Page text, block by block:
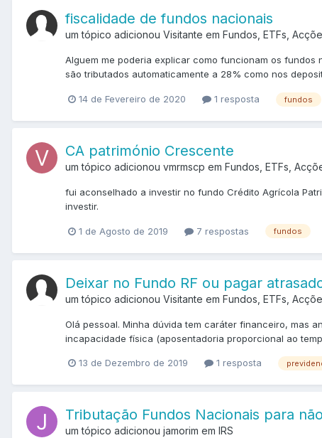
fiscalidade de fundos nacionais
um tópico adicionou Visitante em Fundos, ETFs,
Alguem me poderia explicar como funcionam os
são tributados automaticamente a 28% como nos
14 de Fevereiro de 2020 1 resposta fundos
CA património Crescente
um tópico adicionou vmrmscp em Fundos, ETFs,
fui aconselhado a investir no fundo Crédito Agrícola
investir.
1 de Agosto de 2019 7 respostas fundos
Deixar no Fundo RF ou pagar
um tópico adicionou Visitante em Fundos, ETFs,
Olá pessoal. Minha dúvida tem caráter financeiro, mas
incapacidade física (aposentadoria proporcional ao
13 de Dezembro de 2019 1 resposta
Tributação Fundos Nacionais para
um tópico adicionou jamorim em IRS